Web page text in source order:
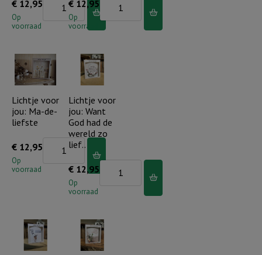
€ 12,95
Op
voorraad
wonderlijk
is
Uw
eeuwige
€ 12,95
Op
voorraad
voor
jou:
zij
zullen
opstijgen
als
een
aantal
Lichtje voor
jou: Ma-de-
liefste
€ 12,95
Op
voorraad
Lichtje
liefste
aantal
Lichtje voor
jou: Want
God had de
wereld zo
lief..
€ 12,95
Op
voorraad
Lichtje
God
had